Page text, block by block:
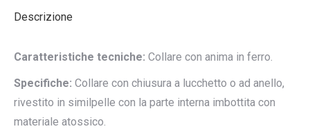
Descrizione
Caratteristiche tecniche: Collare con anima in ferro.
Specifiche: Collare con chiusura a lucchetto o ad anello,
rivestito in similpelle con la parte interna imbottita con
materiale atossico.